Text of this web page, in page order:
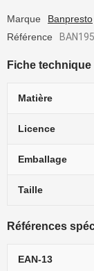
Marque
Banpresto
Référence
Fiche technique
Matière
Licence
Emballage
Taille
Références
EAN-13